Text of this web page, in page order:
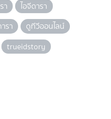
า
ไอจีดารา
รา
ดูทีวีออนไลน์
trueidstory